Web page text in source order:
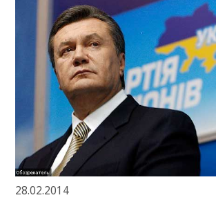
28.02.2014